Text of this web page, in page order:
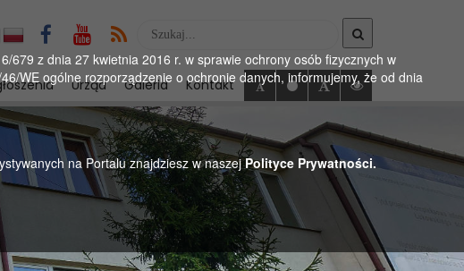
679 z dnia 27 kwietnia 2016 r. w sprawie ochrony osób fizycznych w
WE ogólne rozporządzenie o ochronie danych, informujemy, że od dnia
na Portalu znajdziesz w naszejPolityce Prywatności.
Wyszukaj
serwise
Urząd Galeria Kontakt